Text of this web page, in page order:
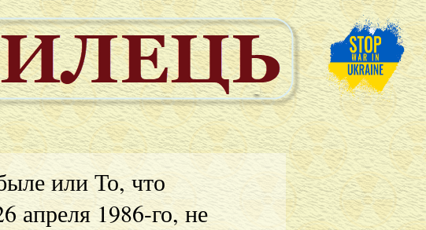
или То, что
апреля 1986-го, не